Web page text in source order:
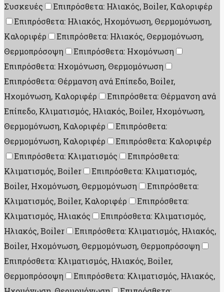
Συσκευές
Επιπρόσθετα: Ηλιακός, Boiler, Καλοριφέρ
Επιπρόσθετα: Ηλιακός, Ηχομόνωση, Θερμομόνωση,
Καλοριφέρ
Επιπρόσθετα: Ηλιακός, Θερμομόνωση,
Θερμοπρόσοψη
Επιπρόσθετα: Ηχομόνωση
Επιπρόσθετα: Ηχομόνωση, Θερμομόνωση
Επιπρόσθετα: Θέρμανση ανά Επίπεδο, Boiler,
Ηχομόνωση, Καλοριφέρ
Επιπρόσθετα: Θέρμανση ανά
Επίπεδο, Κλιματισμός, Ηλιακός, Boiler, Ηχομόνωση,
Θερμομόνωση, Καλοριφέρ
Επιπρόσθετα:
Θερμομόνωση, Καλοριφέρ
Επιπρόσθετα: Καλοριφέρ
Επιπρόσθετα: Κλιματισμός
Επιπρόσθετα:
Κλιματισμός, Boiler
Επιπρόσθετα: Κλιματισμός,
Boiler, Ηχομόνωση, Θερμομόνωση
Επιπρόσθετα:
Κλιματισμός, Boiler, Καλοριφέρ
Επιπρόσθετα:
Κλιματισμός, Ηλιακός
Επιπρόσθετα: Κλιματισμός,
Ηλιακός, Boiler
Επιπρόσθετα: Κλιματισμός, Ηλιακός,
Boiler, Ηχομόνωση, Θερμομόνωση, Θερμοπρόσοψη
Επιπρόσθετα: Κλιματισμός, Ηλιακός, Boiler,
Θερμοπρόσοψη
Επιπρόσθετα: Κλιματισμός, Ηλιακός,